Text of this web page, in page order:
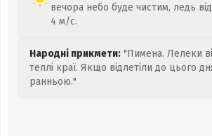
вечора небо буде чистим, ледь
4 м/с.
Народні прикмети: "Пимена. Лелеки
теплі краї. Якщо відлетіли до цього
ранньою."